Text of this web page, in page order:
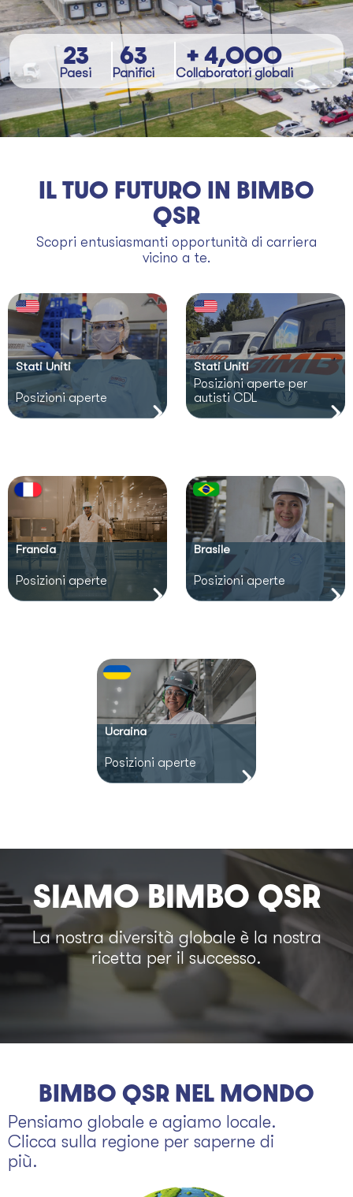
23
Paesi
63
Panifici
+ 4,000
Collaboratori globali
IL TUO FUTURO IN BIMBO
QSR
Scopri entusiasmanti opportunità di carriera
vicino a te.
Stati Uniti
Posizioni aperte
Stati Uniti
Posizioni aperte per
autisti CDL
Francia
Posizioni aperte
Brasile
Posizioni aperte
Ucraina
Posizioni aperte
SIAMO BIMBO QSR
La nostra diversità globale è la nostra
ricetta per il successo.
BIMBO QSR NEL MONDO
Pensiamo globale e agiamo locale.
Clicca sulla regione per saperne di
più.